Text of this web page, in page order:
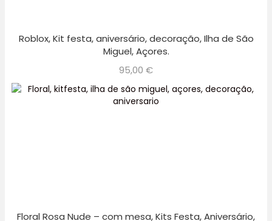
Roblox, Kit festa, aniversário, decoração, Ilha de São
Miguel, Açores.
95,00 €
Floral Rosa Nude – com mesa, Kits Festa, Aniversário,